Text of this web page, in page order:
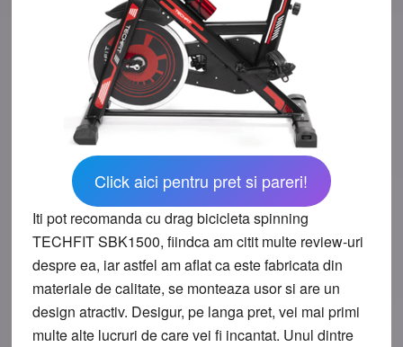
Click aici pentru pret si pareri!
Iti pot recomanda cu drag bicicleta spinning
TECHFIT SBK1500, fiindca am citit multe review-uri
despre ea, iar astfel am aflat ca este fabricata din
materiale de calitate, se monteaza usor si are un
design atractiv. Desigur, pe langa pret, vei mai primi
multe alte lucruri de care vei fi incantat. Unul dintre